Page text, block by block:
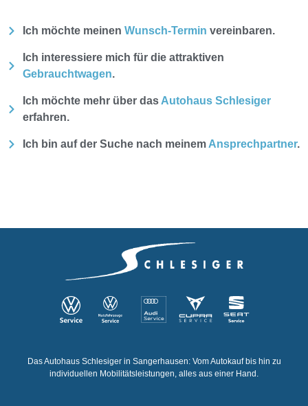
Ich möchte meinen Wunsch-Termin vereinbaren.
Ich interessiere mich für die attraktiven
Gebrauchtwagen.
Ich möchte mehr über dasAutohaus Schlesiger
erfahren.
Ich bin auf der Suche nach meinemAnsprechpartner.
Das Autohaus Schlesiger in Sangerhausen: Vom Autokauf bis hin zu
individuellen Mobilitätsleistungen, alles aus einer Hand.